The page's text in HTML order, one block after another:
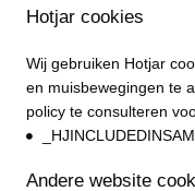
Hotjar cookies
Wij gebruiken Hotjar
en muisbewegingen te
policy te consulteren
Andere website